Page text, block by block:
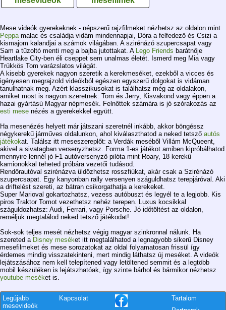
Mese videók gyerekeknek - népszerű rajzfilmeket nézhetsz az oldalon mint
Peppamalac és családja vidám mindennapjai, Dóra a felfedező és Csizi a
kismajom kalandjai a számok világában. A szirénázó szupercsapat vagy
Sam a tűzoltó menti meg a bajba jutottakat. A Lego Friends barátnője
Heartlake City-ben éli cseppet sem unalmas életét. Ismerd meg Mia vagy
Trükkös Tom varázslatos világát.
A kisebb gyerekek nagyon szeretik a kerekmeséket, ezekből a vicces és
igényesen megrajzold videókból egészen egyszerű dolgokat is vidáman
tanulhatnak meg. Azért klasszikusokat is találhatsz még az oldalakon,
amiket most is nagyon szeretnek: Tom és Jerry, Kisvakond vagy éppen a
hazai gyártású Magyar népmesék. Felnőttek számára is jó szórakozás az
esti mese nézés a gyerekekkel együtt.
Ha mesenézés helyett már játszani szeretnél inkább, akkor böngéssz
négykerekű járműves oldalunkon, ahol kiválaszthatod a neked tetsző autós
játékokat. Találsz itt meseszereplőt: a Verdák meséből Villám McQueent,
akivel a sivatagban versenyzhetsz. Forma 1-es játékot amiben kipróbálhatod
mennyire lennél jó F1 autóversenyző pilóta mint Roary, 18 kerekű
kamionokkal teheted próbára vezetői tudásod.
Rendőrautóval szirénázva üldözhetsz rosszfiúkat, akár csak a Szirénázó
szupercsapat. Egy kanyonban rally versenyen száguldhatsz terepjáróval. Aki
a driftelést szereti, az bátran csikorgathatja a kerekeket.
Super Marioval gokartozhatsz, vezess autóbuszt és legyél te a legjobb. Kis
piros Traktor Tomot vezethetsz nehéz terepen. Luxus kocsikkal
száguldozhatsz: Audi, Ferrari, vagy Porsche. Jó időtöltést az oldalon,
reméljük megtalálod neked tetsző játékodat!
Sok-sok teljes mesét nézhetsz végig magyar szinkronnal nálunk. Ha
szereted a Disney meséket itt megtalálhatod a legnagyobb sikerű Disney
mesefilmeket és mese sorozatokat az oldal folyamatosan frissül így
érdemes mindig visszatekinteni, mert mindig láthatsz új meséket. A videók
lejátszásához nem kell telepítened vagy letöltened semmit és a legtöbb
mobil készüléken is lejátszhatóak, így szinte bárhol és bármikor nézhetsz
youtube meséket is.
Legújabb
mesevideók
Kapcsolat
Tartalom